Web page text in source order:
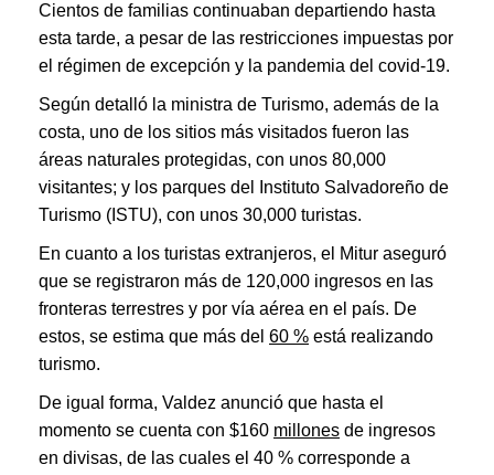
Cientos de familias continuaban departiendo hasta
esta tarde, a pesar de las restricciones impuestas por
el régimen de excepción y la pandemia del covid-19.
Según detalló la ministra de Turismo, además de la
costa, uno de los sitios más visitados fueron las
áreas naturales protegidas, con unos 80,000
visitantes; y los parques del Instituto Salvadoreño de
Turismo (ISTU), con unos 30,000 turistas.
En cuanto a los turistas extranjeros, el Mitur aseguró
que se registraron más de 120,000 ingresos en las
fronteras terrestres y por vía aérea en el país. De
estos, se estima que más del 60 % está realizando
turismo.
De igual forma, Valdez anunció que hasta el
momento se cuenta con $160 millones de ingresos
en divisas, de las cuales el 40 % corresponde a